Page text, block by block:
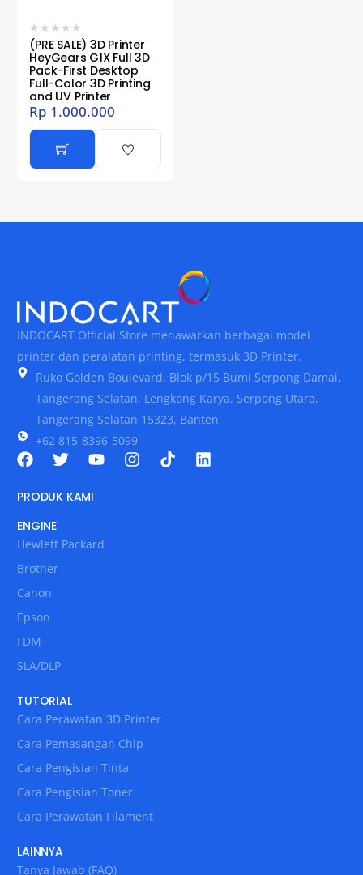
★ ★ ★ ★ ★
(PRE SALE) 3D Printer
HeyGears G1X Full 3D
Pack-First Desktop
Full-Color 3D Printing
and UV Printer
Rp 1.000.000
INDOCART Official Store menawarkan berbagai model
printer dan peralatan printing, termasuk 3D Printer.
Ruko Golden Boulevard, Blok p/15 Bumi Serpong Damai,
Tangerang Selatan, Lengkong Karya, Serpong Utara,
Tangerang Selatan 15323, Banten
+62 815-8396-5099
PRODUK KAMI
ENGINE
Hewlett Packard
Brother
Canon
Epson
FDM
SLA/DLP
TUTORIAL
Cara Perawatan 3D Printer
Cara Pemasangan Chip
Cara Pengisian Tinta
Cara Pengisian Toner
Cara Perawatan Filament
LAINNYA
Tanya Jawab (FAQ)